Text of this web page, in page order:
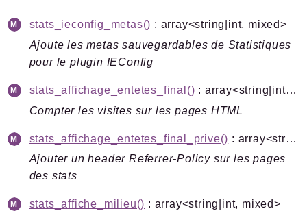
stats_ieconfig_metas() : array<string|int, mixed>
Ajoute les metas sauvegardables de Statistiques
pour le plugin IEConfig
stats_affichage_entetes_final()
: array<string|int, mixed>
Compter les visites sur les pages HTML
stats_affichage_entetes_final_prive()
: array<string|int, mixed>
Ajouter un header Referrer-Policy sur les pages
des stats
stats_affiche_milieu() : array<string|int, mixed>